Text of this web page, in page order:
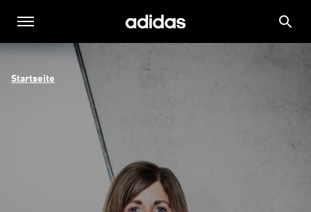
Startseite